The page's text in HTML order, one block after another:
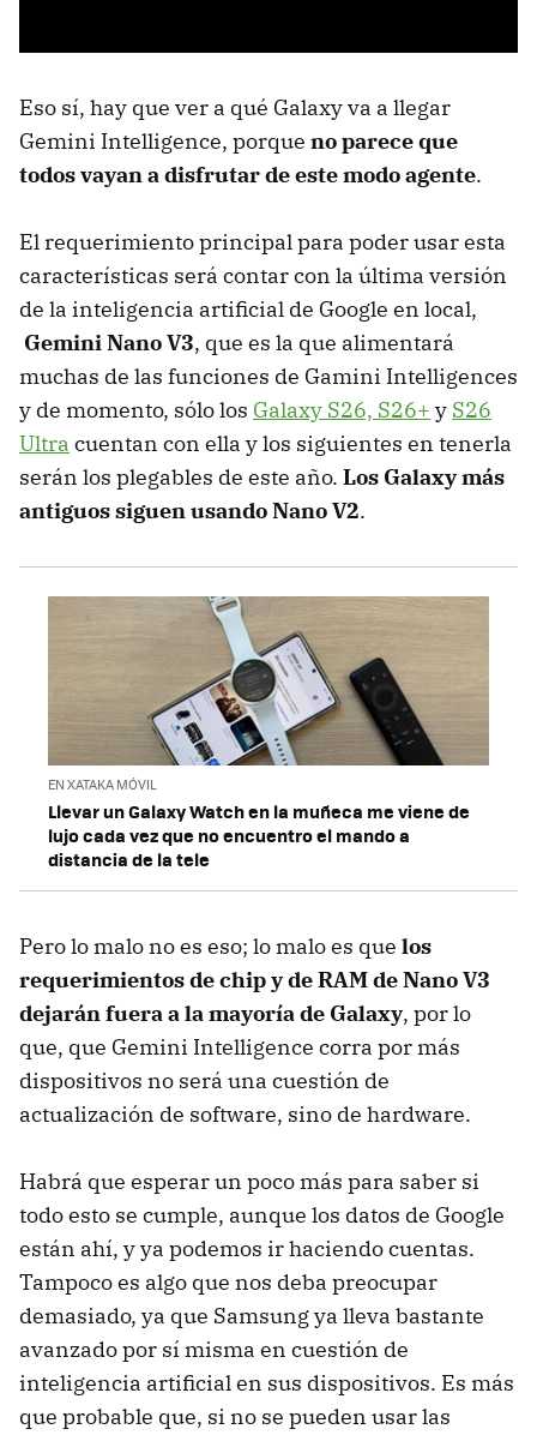
Eso sí, hay que ver a qué Galaxy va a llegar
Gemini Intelligence, porque no parece que
todos vayan a disfrutar de este modo agente.
El requerimiento principal para poder usar esta
características será contar con la última versión
de la inteligencia artificial de Google en local,
Gemini Nano V3, que es la que alimentará
muchas de las funciones de Gamini Intelligences
y de momento, sólo los Galaxy S26, S26+ y S26
Ultra cuentan con ella y los siguientes en tenerla
serán los plegables de este año. Los Galaxy más
antiguos siguen usando Nano V2.
EN XATAKA MÓVIL
Llevar un Galaxy Watch en la muñeca me viene de
lujo cada vez que no encuentro el mando a
distancia de la tele
Pero lo malo no es eso; lo malo es que los
requerimientos de chip y de RAM de Nano V3
dejarán fuera a la mayoría de Galaxy, por lo
que, que Gemini Intelligence corra por más
dispositivos no será una cuestión de
actualización de software, sino de hardware.
Habrá que esperar un poco más para saber si
todo esto se cumple, aunque los datos de Google
están ahí, y ya podemos ir haciendo cuentas.
Tampoco es algo que nos deba preocupar
demasiado, ya que Samsung ya lleva bastante
avanzado por sí misma en cuestión de
inteligencia artificial en sus dispositivos. Es más
que probable que, si no se pueden usar las